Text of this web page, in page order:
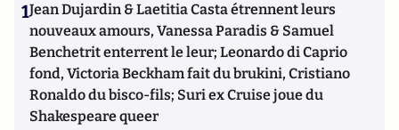
1Jean Dujardin & Laetitia Casta étrennent leurs
nouveaux amours, Vanessa Paradis & Samuel
Benchetrit enterrent le leur; Leonardo di Caprio
fond, Victoria Beckham fait du brukini, Cristiano
Ronaldo du bisco-fils; Suri ex Cruise joue du
Shakespeare queer